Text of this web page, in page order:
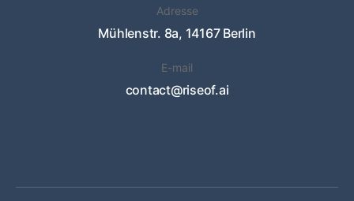
Adresse
Mühlenstr. 8a, 14167 Berlin
E-mail
contact@riseof.ai